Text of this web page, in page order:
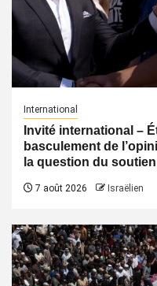
International
Invité international –
basculement de
la question du
7 août 2026 Israëlien